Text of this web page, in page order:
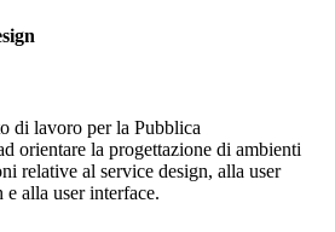
di lavoro per la Pubblica
orientare la progettazione di ambienti
relative al service design, alla user
e alla user interface.